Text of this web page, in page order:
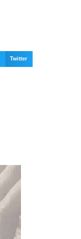
Twitter